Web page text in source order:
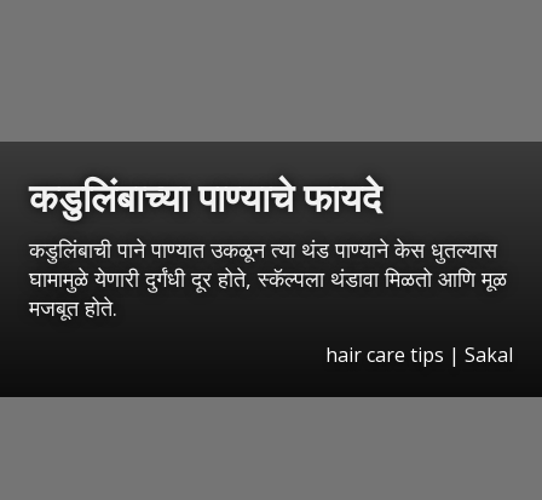
कडुलिंबाच्या पाण्याचे फायदे
कडुलिंबाची पाने पाण्यात उकळून त्या थंड पाण्याने केस धुतल्यास
घामामुळे येणारी दुर्गंधी दूर होते, स्कॅल्पला थंडावा मिळतो आणि मूळ
मजबूत होते.
hair care tips | Sakal